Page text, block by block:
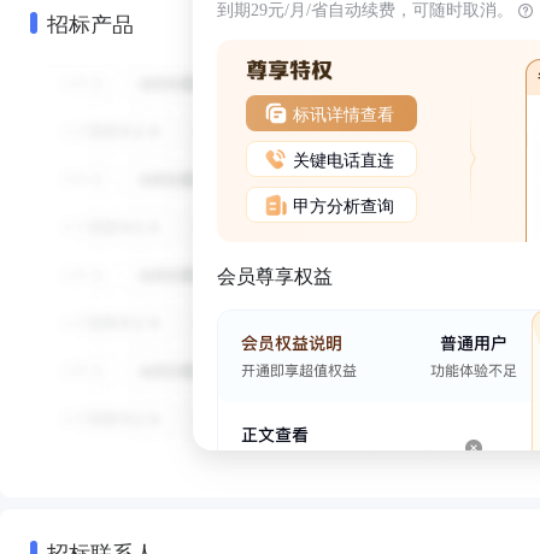
招标产品 到期29元/月/省自动续费，可随时取消。
标讯详情查看
关键电话直连
甲方分析查询
会员尊享权益